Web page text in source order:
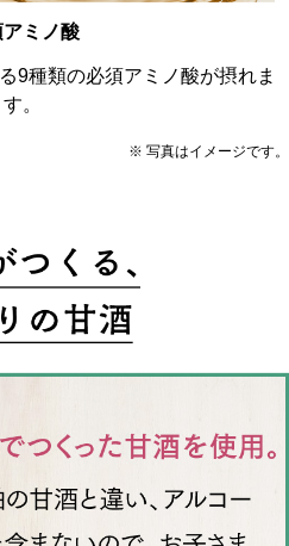
アミノ酸
9種類の必須アミノ酸が摂れま
す。
※ 写真はイメージです。